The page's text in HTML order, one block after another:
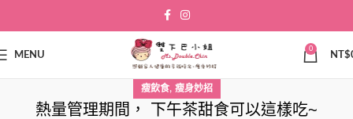
MENU
0
NT$
瘦飲食, 瘦身妙招
熱量管理期間， 下午茶甜食可以這樣吃~